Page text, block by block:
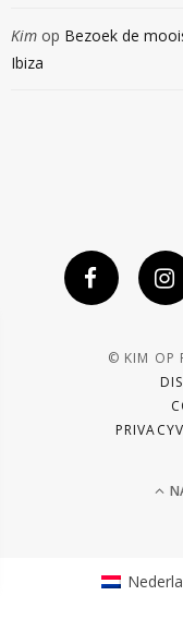
Kimop Bezoek de
Ibiza
© KIM OP